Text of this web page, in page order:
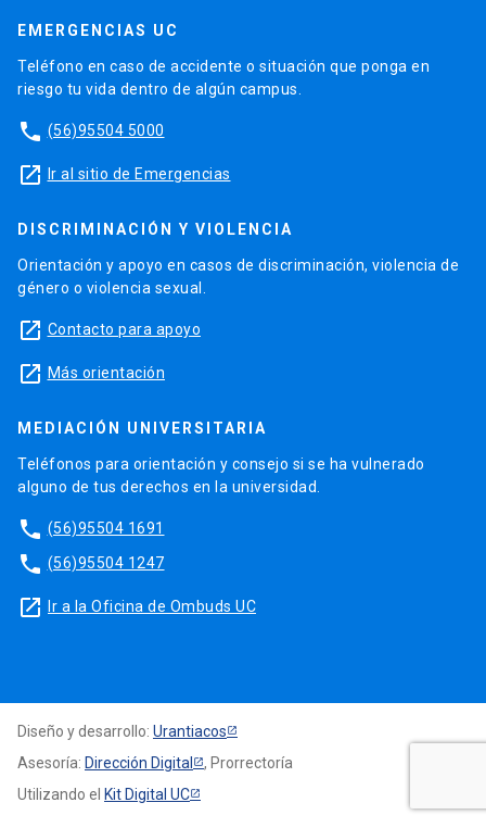
EMERGENCIAS UC
Teléfono en caso de accidente o situación que ponga en
riesgo tu vida dentro de algún campus.
phone (56)95504 5000
launch Ir al sitio de Emergencias
DISCRIMINACIÓN Y VIOLENCIA
Orientación y apoyo en casos de discriminación, violencia de
género o violencia sexual.
launch Contacto para apoyo
launch Más orientación
MEDIACIÓN UNIVERSITARIA
Teléfonos para orientación y consejo si se ha vulnerado
alguno de tus derechos en la universidad.
phone (56)95504 1691
phone (56)95504 1247
launch Ir a la Oficina de Ombuds UC
Diseño y desarrollo: Urantiacos
Asesoría: Dirección Digital
, Prorrectoría
Utilizando el Kit Digital UC